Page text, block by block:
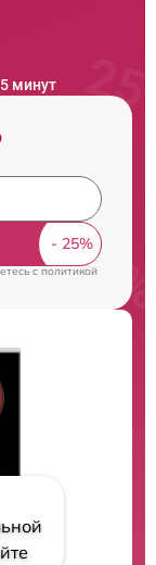
минут
cполитикой